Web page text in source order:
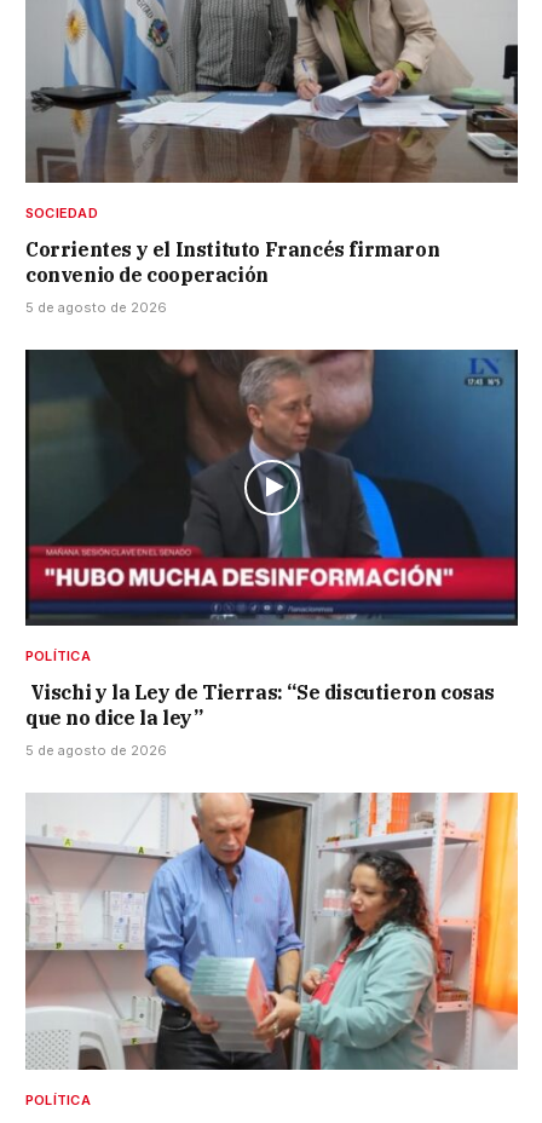
SOCIEDAD
Corrientes y el Instituto Francés firmaron
convenio de cooperación
5 de agosto de 2026
POLÍTICA
Vischi y la Ley de Tierras: “Se discutieron cosas
que no dice la ley”
5 de agosto de 2026
POLÍTICA